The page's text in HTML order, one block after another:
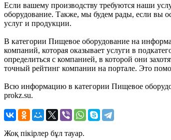
Если вашему производству требуются наши
оборудование. Также, мы будем рады, если вы
услуг и продукции.
В категории Пищевое оборудование на
компаний, которая оказывает услуги в
определиться с компанией, в которой они
точный рейтинг компании на портале. Это
Всю информацию в категории Пищевое
prokz.su.
Жоқ пікірлер бұл тауар.